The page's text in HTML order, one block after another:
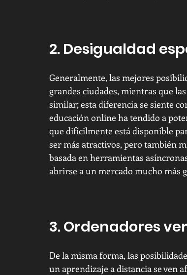
2. Desigualdad
Generalmente, las mejores
grandes ciudades, mientras que
similar; esta diferencia se siente
educación online ha tendido a
que difícilmente está disponible
ser más atractivos, pero también
basada en herramientas
abrirse a un mercado mucho más
3. Ordenadores
De la misma forma, las
un aprendizaje a distancia se ven